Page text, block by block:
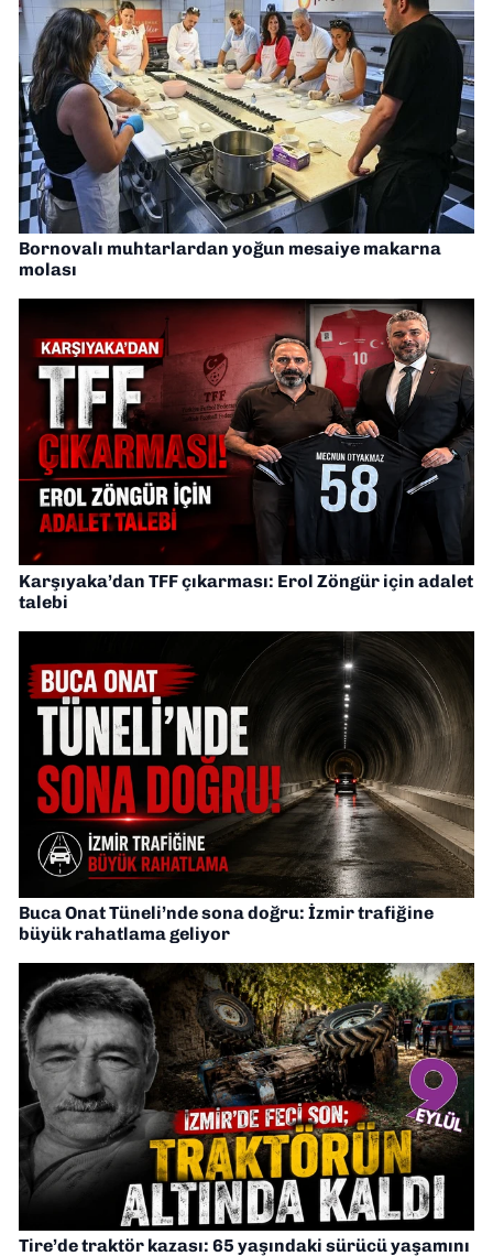
Bornovalı muhtarlardan yoğun mesaiye makarna
molası
Karşıyaka’dan TFF çıkarması: Erol Zöngür için adalet
talebi
Buca Onat Tüneli’nde sona doğru: İzmir trafiğine
büyük rahatlama geliyor
Tire’de traktör kazası: 65 yaşındaki sürücü yaşamını